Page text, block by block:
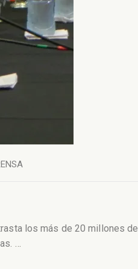
los más de 20 millones de
…